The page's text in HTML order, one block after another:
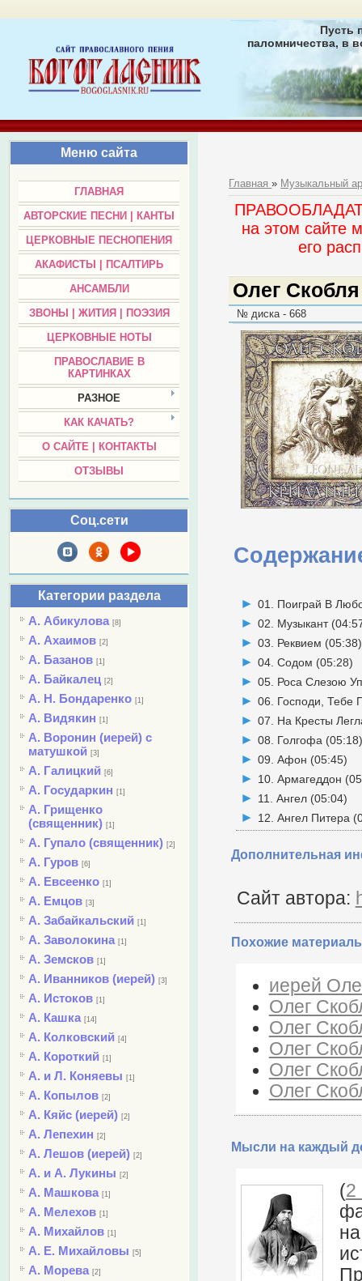
Пусть
паломничества, в
Меню сайта
ГЛАВНАЯ
АВТОРСКИЕ ПЕСНИ | КАНТЫ
ЦЕРКОВНЫЕ ПЕСНОПЕНИЯ
АКАФИСТЫ | ПСАЛТИРЬ
АНСАМБЛИ
ЗВОНЫ | ЖИТИЯ | ПОЭЗИЯ
ЦЕРКОВНЫЕ НОТЫ
ПРАВОСЛАВИЕ В
КАРТИНКАХ
РАЗНОЕ
КАК КАЧАТЬ?
О САЙТЕ | КОНТАКТЫ
ОТЗЫВЫ
Соц.сети
Категории раздела
А. Абикулова [8]
А. Ахаимов [2]
А. Базанов [1]
А. Байкалец [2]
А. Н. Бондаренко [1]
А. Видякин [1]
А. Воронин (иерей) с
матушкой [3]
А. Галицкий [6]
А. Государкин [1]
А. Грищенко
(священник) [1]
А. Гупало (священник) [2]
А. Гуров [6]
А. Евсеенко [1]
А. Емцов [3]
А. Забайкальский [1]
А. Заволокина [1]
А. Земсков [1]
А. Иванников (иерей) [3]
А. Истоков [1]
А. Кашка [14]
А. Колковский [4]
А. Короткий [1]
А. и Л. Коняевы [1]
А. Копылов [2]
А. Кяйс (иерей) [2]
А. Лепехин [2]
А. Лешов (иерей) [2]
А. и А. Лукины [2]
А. Машкова [1]
А. Мелехов [1]
А. Михайлов [1]
А. Е. Михайловы [5]
А. Морева [2]
Главная» Музыкальный
на этом сайте
его
Олег
№ диска - 668
01. Поиграй В
02. Музыкант
03. Реквием (05:38)
04. Содом (05:28)
05. Роса Слезою
06. Господи, Тебе
07. На Кресты
08. Голгофа
09. Афон (05:45)
10. Армагеддон
11. Ангел (05:04)
12. Ангел Питера
Дополнительная
Сайт автора:
Похожие
иерей
Олег
Олег
Олег
Олег
Олег
Мысли на каждый
(